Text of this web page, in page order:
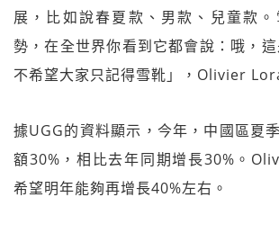
展，比如說春夏款、男款、兒童款
勢，在全世界你看到它都會說：哦，
不希望大家只記得雪靴」，Olivier
據UGG的資料顯示，今年，中國區夏
額30%，相比去年同期增長30%。
希望明年能夠再增長40%左右。